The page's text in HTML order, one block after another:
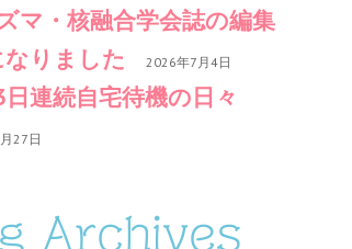
マ・核融合学会誌の編集
りました
2026年7月4日
連続自宅待機の日々
27日
Archives